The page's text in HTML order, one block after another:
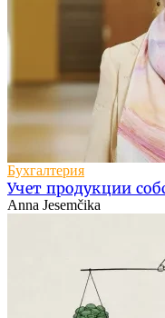
Бухгалтерия
Учет продукции
Anna Jesemčika